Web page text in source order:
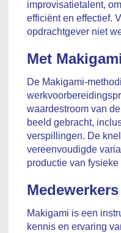
improvisatietalent,
efficiënt en effectief.
opdrachtgever niet
Met
De Makigami-
waardestroom van
beeld gebracht,
verspillingen. De
vereenvoudigde
productie van fysieke
Makigami is een
kennis en ervaring